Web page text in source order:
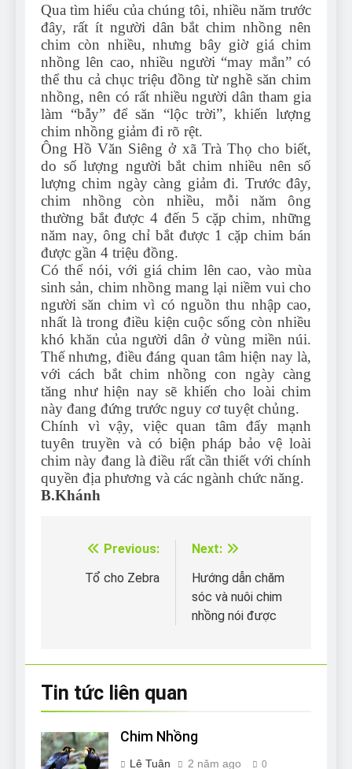
Qua tìm hiểu của chúng tôi, nhiều năm trước
đây, rất ít người dân bắt chim nhồng nên
chim còn nhiều, nhưng bây giờ giá chim
nhồng lên cao, nhiều người “may mắn” có
thể thu cả chục triệu đồng từ nghề săn chim
nhồng, nên có rất nhiều người dân tham gia
làm “bẫy” để săn “lộc trời”, khiến lượng
chim nhồng giảm đi rõ rệt.
Ông Hồ Văn Siêng ở xã Trà Thọ cho biết,
do số lượng người bắt chim nhiều nên số
lượng chim ngày càng giảm đi. Trước đây,
chim nhồng còn nhiều, mỗi năm ông
thường bắt được 4 đến 5 cặp chim, những
năm nay, ông chỉ bắt được 1 cặp chim bán
được gần 4 triệu đồng.
Có thể nói, với giá chim lên cao, vào mùa
sinh sản, chim nhồng mang lại niềm vui cho
người săn chim vì có nguồn thu nhập cao,
nhất là trong điều kiện cuộc sống còn nhiều
khó khăn của người dân ở vùng miền núi.
Thế nhưng, điều đáng quan tâm hiện nay là,
với cách bắt chim nhồng con ngày càng
tăng như hiện nay sẽ khiến cho loài chim
này đang đứng trước nguy cơ tuyệt chủng.
Chính vì vậy, việc quan tâm đẩy mạnh
tuyên truyền và có biện pháp bảo vệ loài
chim này đang là điều rất cần thiết với chính
quyền địa phương và các ngành chức năng.
B.Khánh
Điều
hướng
Previous:
Tổ cho Zebra
Next:
Hướng dẫn chăm
sóc và nuôi chim
nhồng nói được
Tin tức liên quan
Chim Nhồng
Lê Tuân 2 năm ago 0